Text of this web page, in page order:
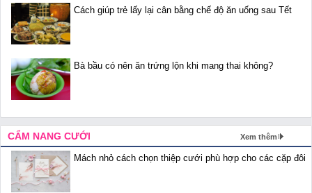
Cách giúp trẻ lấy lại cân bằng chế độ ăn uống sau Tết
Bà bầu có nên ăn trứng lộn khi mang thai không?
CẨM NANG CƯỚI Xem thêm
Mách nhỏ cách chọn thiệp cưới phù hợp cho các cặp đôi